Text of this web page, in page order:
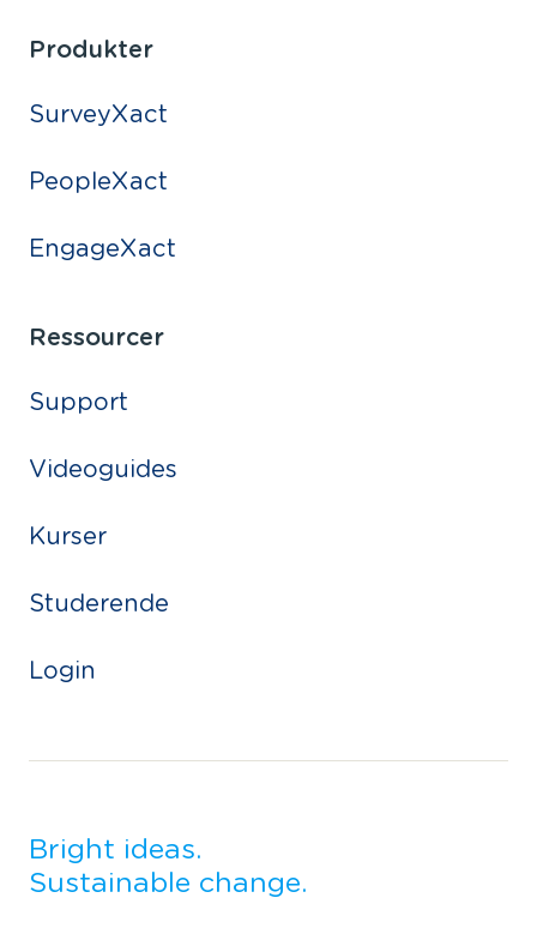
Produkter
SurveyXact
PeopleXact
EngageXact
Ressourcer
Support
Videoguides
Kurser
Studerende
Login
Bright ideas.
Sustainable change.